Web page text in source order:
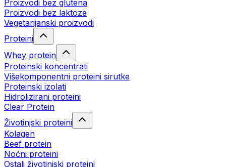
Proizvodi bez glutena
Proizvodi bez laktoze
Vegetarijanski proizvodi
Proteini
Whey protein
Proteinski koncentrati
Višekomponentni proteini sirutke
Proteinski izolati
Hidrolizirani proteini
Clear Protein
Životinjski proteini
Kolagen
Beef protein
Noćni proteini
Ostali životinjski proteini